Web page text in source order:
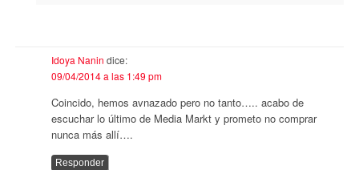
Idoya Nanin dice:
09/04/2014 a las 1:49 pm
Coincido, hemos avnazado pero no tanto….. acabo de
escuchar lo último de Media Markt y prometo no comprar
nunca más allí….
Responder